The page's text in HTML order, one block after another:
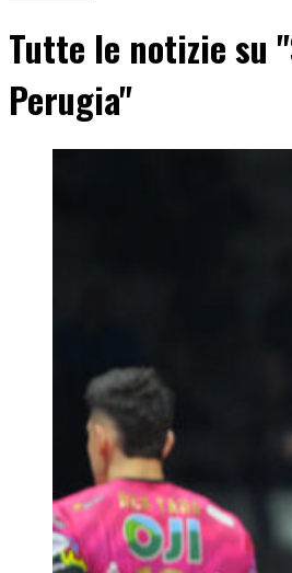
Tutte le notizie su
Perugia"